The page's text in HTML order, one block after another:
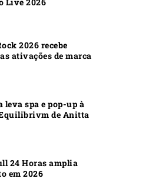
2026 recebe
ativações de marca
leva spa e pop-up à
de Anitta
24 Horas amplia
em 2026